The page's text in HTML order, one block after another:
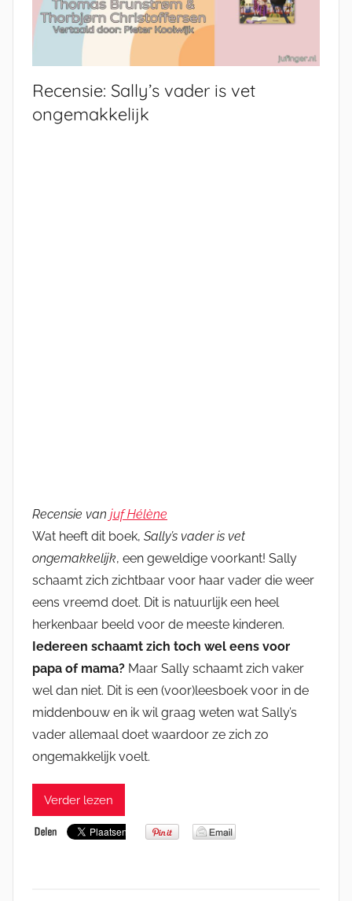
Recensie: Sally’s vader is vet
ongemakkelijk
Recensie van juf Hélène
Wat heeft dit boek, Sally’s vader is vet
ongemakkelijk, een geweldige voorkant! Sally
schaamt zich zichtbaar voor haar vader die weer
eens vreemd doet. Dit is natuurlijk een heel
herkenbaar beeld voor de meeste kinderen.
Iedereen schaamt zich toch wel eens voor
papa of mama? Maar Sally schaamt zich vaker
wel dan niet. Dit is een (voor)leesboek voor in de
middenbouw en ik wil graag weten wat Sally’s
vader allemaal doet waardoor ze zich zo
ongemakkelijk voelt.
Verder lezen